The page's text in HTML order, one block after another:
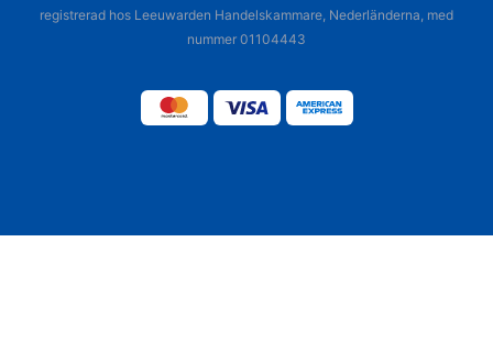
registrerad hos Leeuwarden Handelskammare, Nederländerna, med
nummer 01104443